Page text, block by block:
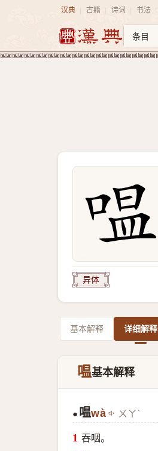
汉典 古籍 诗词 书法
异体
基本解释 详细解释
嗢基本解释
● 嗢wà ㄨㄚˋ
吞咽。